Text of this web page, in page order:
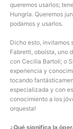
queremos usarlos;
Hungría. Queremos
podamos y usarlos.
Dicho esto, invitamos
Fabretti, oboísta, uno
con Cecilia Bartoli; o
experiencia y
tocando
especializada y con
conocimiento a los
orquesta!
¿Qué significa la